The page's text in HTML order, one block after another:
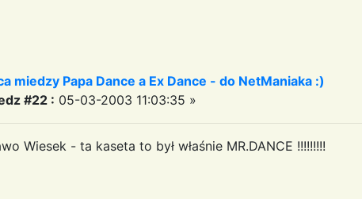
miedzy Papa Dance a Ex Dance - do NetManiaka :)
#22 : 05-03-2003 11:03:35 »
Wiesek - ta kaseta to był właśnie MR.DANCE !!!!!!!!!